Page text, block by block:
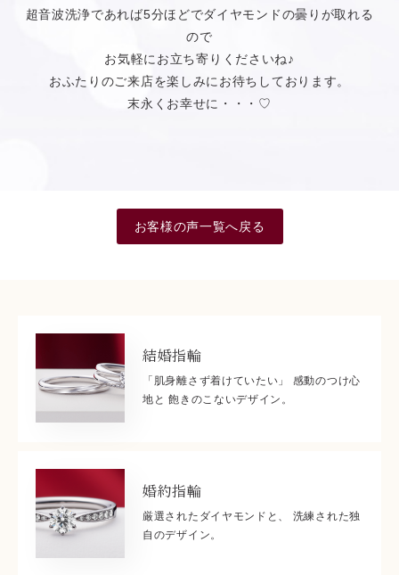
超音波洗浄であれば5分ほどでダイヤモンドの曇りが取れる
ので
お気軽にお立ち寄りくださいね♪
おふたりのご来店を楽しみにお待ちしております。
末永くお幸せに・・・♡
お客様の声一覧へ戻る
結婚指輪
「肌身離さず着けていたい」 感動のつけ心
地と 飽きのこないデザイン。
婚約指輪
厳選されたダイヤモンドと、 洗練された独
自のデザイン。